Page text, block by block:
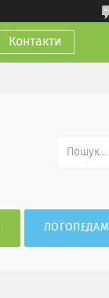
Контакти
ЛОГОПЕДАМ